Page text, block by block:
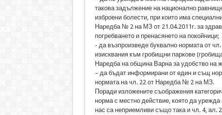
такова задължение на национално
изброени болести, при които има
Наредба № 2 на МЗ от 21.04.2011г. за
погребването и пренасянето на покойници;
- да възпроизведе буквално нормата от
изисквания към гробищни паркове
Наредба на община Варна за удобство на
– да бъдат информирани от един и същ
нормата на чл. 22 от Наредба № 2 на МЗ.
Поради изложените съображения
норма с местно действие, която да
нас са неприемливи също така и чл. 4, ал.